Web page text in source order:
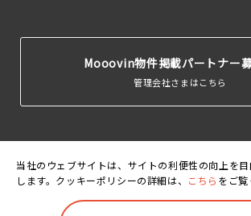
当社のウェブサイトは、サイトの利便性の向上を
します。クッキーポリシーの詳細は、
こちら をご覧
Mooovin物件掲載パートナー
管理会社さまはこちら
運営会 利用規 個人情報保護 クッキーポリ